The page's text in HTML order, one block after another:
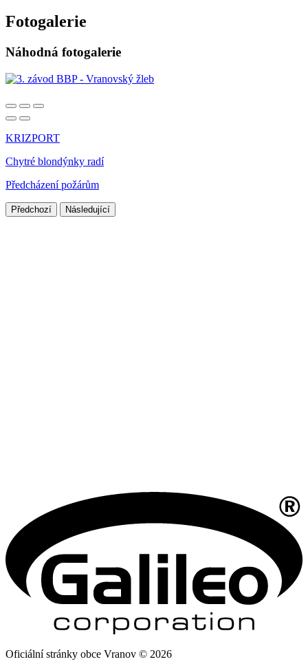
Fotogalerie
Náhodná fotogalerie
KRIZPORT
Chytré blondýnky radí
Předcházení požárům
Předchozí Následující
Oficiální stránky obce Vranov © 2026